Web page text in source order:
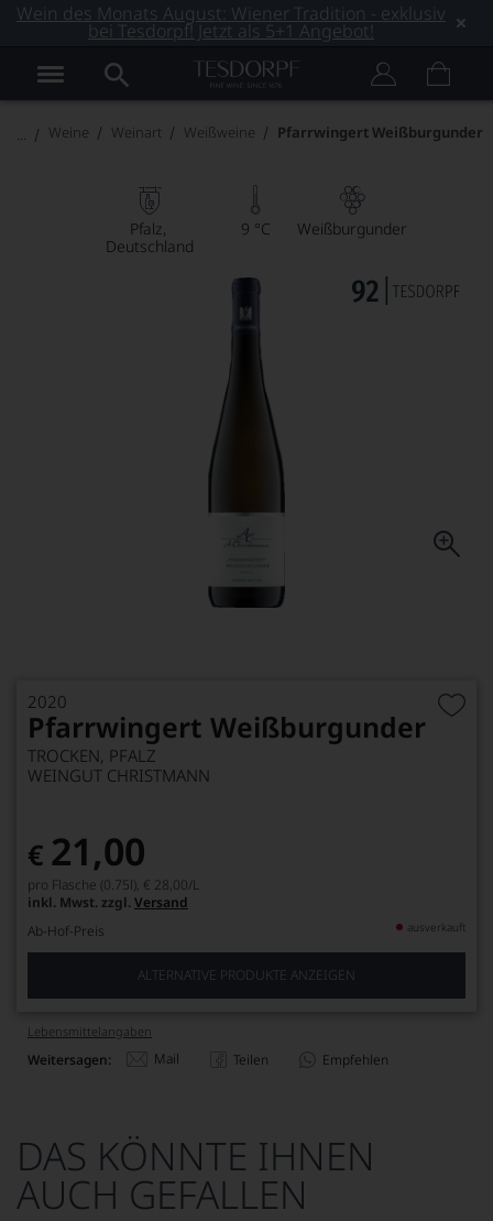
Wein des Monats August: Wiener Tradition - exklusiv
bei Tesdorpf! Jetzt als 5+1 Angebot!
Weine Weinart Weißweine Pfarrwingert Weißburgunder
Pfalz
Deutschland
9 °C Weißburgunder
2020
Pfarrwingert Weißburgunder
TROCKEN, PFALZ
WEINGUT CHRISTMANN
€ 21,00
pro Flasche (0.75l), € 28,00/L
inkl. Mwst. zzgl. Versand
Ab-Hof-Preis
ausverkauft
ALTERNATIVE PRODUKTE ANZEIGEN
Lebensmittel­angaben
Weitersagen: Mail Teilen Empfehlen
DAS KÖNNTE IHNEN
AUCH GEFALLEN